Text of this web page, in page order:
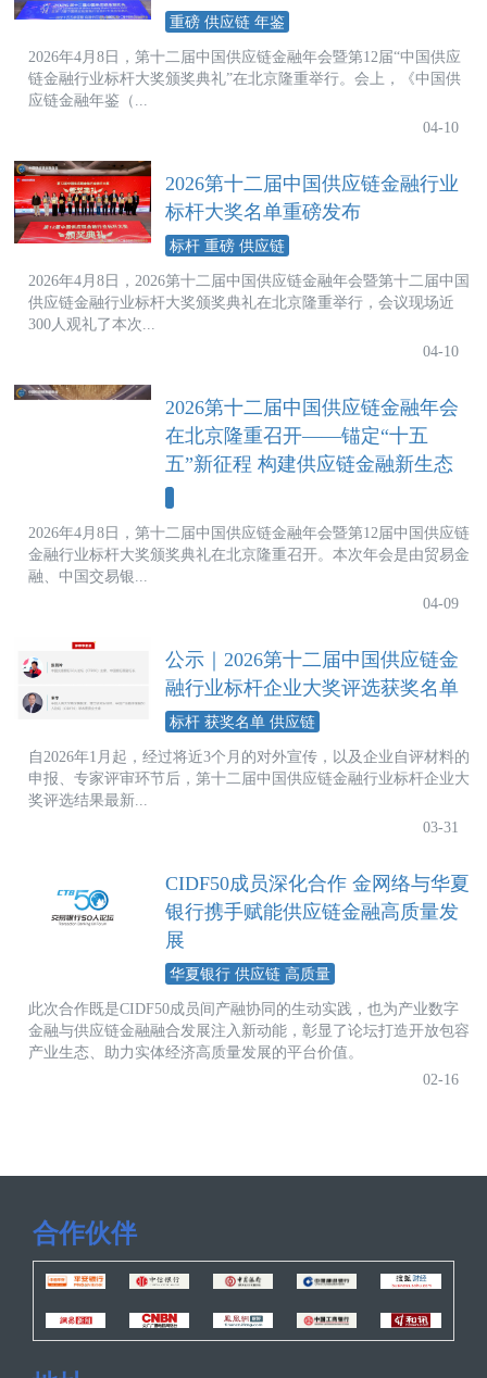
重磅 供应链 年鉴
2026年4月8日，第十二届中国供应链金融年会暨第12届“中国供应
链金融行业标杆大奖颁奖典礼”在北京隆重举行。会上，《中国供
应链金融年鉴（...
04-10
2026第十二届中国供应链金融行业
标杆大奖名单重磅发布
标杆 重磅 供应链
2026年4月8日，2026第十二届中国供应链金融年会暨第十二届中国
供应链金融行业标杆大奖颁奖典礼在北京隆重举行，会议现场近
300人观礼了本次...
04-10
2026第十二届中国供应链金融年会
在北京隆重召开——锚定“十五
五”新征程 构建供应链金融新生态
2026年4月8日，第十二届中国供应链金融年会暨第12届中国供应链
金融行业标杆大奖颁奖典礼在北京隆重召开。本次年会是由贸易金
融、中国交易银...
04-09
公示｜2026第十二届中国供应链金
融行业标杆企业大奖评选获奖名单
标杆 获奖名单 供应链
自2026年1月起，经过将近3个月的对外宣传，以及企业自评材料的
申报、专家评审环节后，第十二届中国供应链金融行业标杆企业大
奖评选结果最新...
03-31
CIDF50成员深化合作 金网络与华夏
银行携手赋能供应链金融高质量发
展
华夏银行 供应链 高质量
此次合作既是CIDF50成员间产融协同的生动实践，也为产业数字
金融与供应链金融融合发展注入新动能，彰显了论坛打造开放包容
产业生态、助力实体经济高质量发展的平台价值。
02-16
合作伙伴